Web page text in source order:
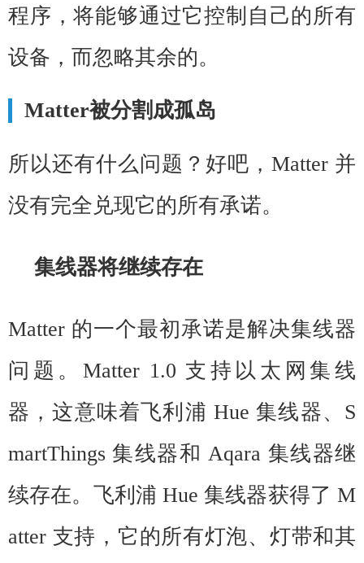
程序，将能够通过它控制自己的所有
设备，而忽略其余的。
Matter被分割成孤岛
所以还有什么问题？好吧，Matter 并
没有完全兑现它的所有承诺。
集线器将继续存在
Matter 的一个最初承诺是解决集线器
问题。Matter 1.0 支持以太网集线
器，这意味着飞利浦 Hue 集线器、S
martThings 集线器和 Aqara 集线器继
续存在。飞利浦 Hue 集线器获得了 M
atter 支持，它的所有灯泡、灯带和其